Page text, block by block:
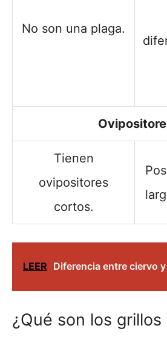
No son una plaga.
Tienen
ovipositores
cortos.
LEER Diferencia entre ciervo
¿Qué son los grillos